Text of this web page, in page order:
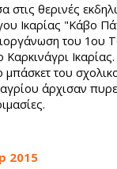
στις θερινές
Ικαρίας "Κάβο
του 1ου
Καρκινάγρι
μπάσκετ του
άρχισαν
2015